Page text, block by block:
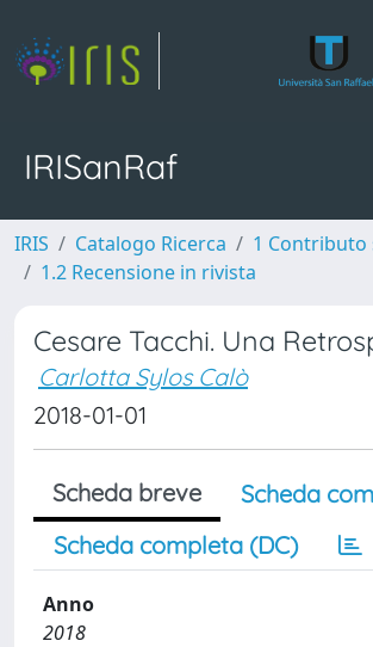
IRISanRaf
IRIS Catalogo Ricerca
1 Contributo
1.2 Recensione in rivista
Cesare Tacchi. Una
Carlotta Sylos Calò
2018-01-01
Scheda breve
Scheda
Scheda completa (DC)
Anno
2018